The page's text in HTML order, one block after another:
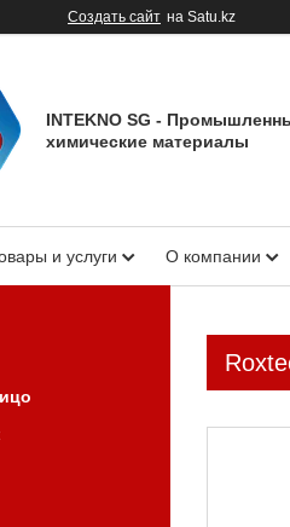
Создать сайт на Satu.kz
INTEKNO SG -
химические материалы
и услуги О компании